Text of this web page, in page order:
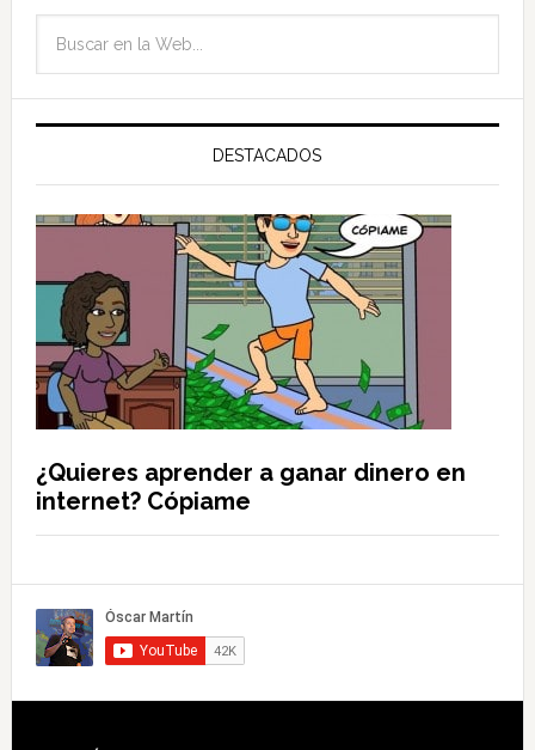
DESTACADOS
¿Quieres aprender a ganar dinero en
internet? Cópiame